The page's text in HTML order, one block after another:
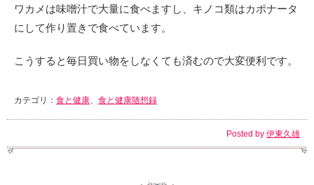
ワカメは味噌汁で大量に食べますし、キノコ類はカポナータ
にして作り置きで食べています。
こうすると毎日買い物をしなくても済むので大変便利です。
カテゴリ： 食と健康 食と健康随想録
Posted by 伊東久雄